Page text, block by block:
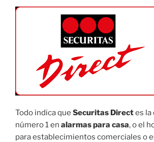
Todo indica que Securitas Directes la
número 1 en alarmas para casa, o el
para establecimientos comerciales o